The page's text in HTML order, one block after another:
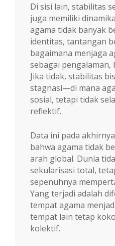
Di sisi lain, stabilitas
juga memiliki
agama tidak banyak
identitas, tantangan
bagaimana menjaga
sebagai pengalaman,
Jika tidak, stabilitas
stagnasi—di mana
sosial, tetapi tidak
reflektif.
Data ini pada
bahwa agama tidak
arah global. Dunia
sekularisasi total,
sepenuhnya
Yang terjadi adalah
tempat agama
tempat lain tetap
kolektif.